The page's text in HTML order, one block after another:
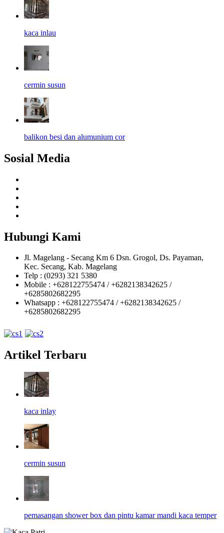
kaca inlau
cermin susun
balikon besi dan alumunium cor
Sosial Media
Hubungi Kami
Jl. Magelang - Secang Km 6 Dsn. Grogol, Ds. Payaman,
Kec. Secang, Kab. Magelang
Telp : (0293) 321 5380
Mobile : +628122755474 / +6282138342625 /
+6285802682295
Whatsapp : +628122755474 / +6282138342625 /
+6285802682295
Artikel Terbaru
kaca inlay
cermin susun
pemasangan shower box dan pintu kamar mandi kaca temper